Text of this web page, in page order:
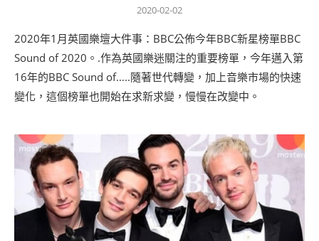
2020-02-02
2020年1月英國樂壇大件事：BBC公佈今年BBC新星榜單BBC
Sound of 2020。.作為英國樂迷關注的重要榜單，今年邁入第
16年的BBC Sound of…..隨著世代轉變，加上音樂市場的快速
變化，這個榜單也開始在求新求變，慢慢在改變中。